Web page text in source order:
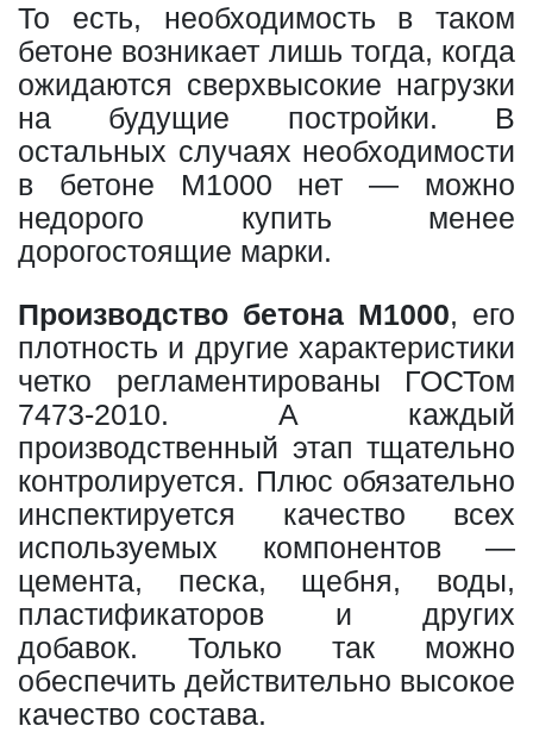
То есть, необходимость в таком
бетоне возникает лишь тогда, когда
ожидаются сверхвысокие нагрузки
на будущие постройки. В
остальных случаях необходимости
в бетоне М1000 нет — можно
недорого купить менее
дорогостоящие марки.
Производство бетона М1000, его
плотность и другие характеристики
четко регламентированы ГОСТом
7473-2010. А каждый
производственный этап тщательно
контролируется. Плюс обязательно
инспектируется качество всех
используемых компонентов —
цемента, песка, щебня, воды,
пластификаторов и других
добавок. Только так можно
обеспечить действительно высокое
качество состава.